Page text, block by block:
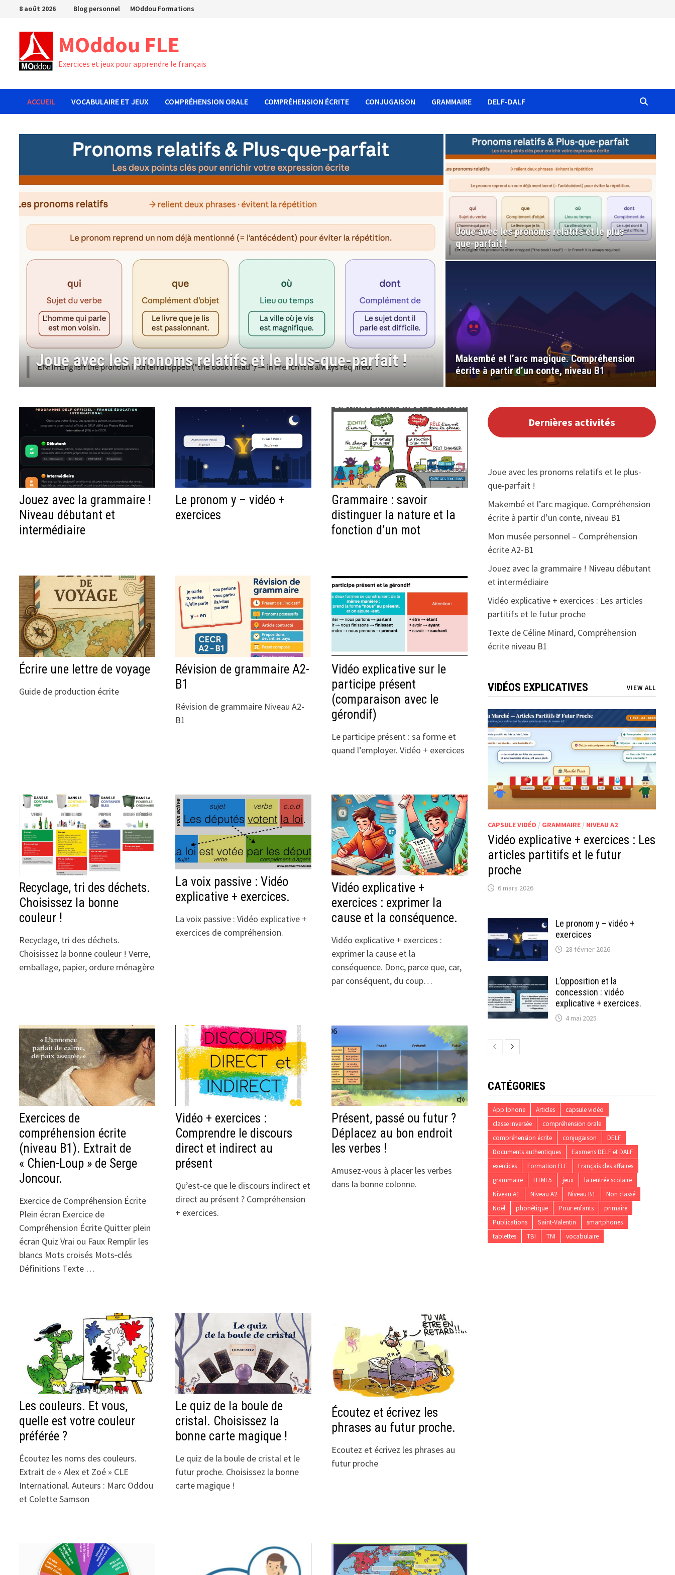
Passer
contenu
8 août 2026 Blog personnel MOddou Formations
MOddou FLE
Exercices et jeux pour apprendre le français
ACCUEIL VOCABULAIRE ET JEUX COMPRÉHENSION ORALE COMPRÉHENSION ÉCRITE CONJUGAISON GRAMMAIRE DELF-DALF
Makembé et l’arc magique. Compréhension écrite à
partir d’un conte, niveau B1
Mon musée personnel –
Joue avec les pronoms relatifs et le plus-
que-parfait !
Makembé et l’arc magique. Compréhension
écrite à partir d’un conte, niveau B1
Jouez avec la grammaire !
Niveau débutant et
intermédiaire
Le pronom y – vidéo +
exercices
Grammaire : savoir
distinguer la nature et la
fonction d’un mot
Écrire une lettre de voyage
Guide de production écrite
Révision de grammaire A2-
B1
Révision de grammaire Niveau A2-
B1
Vidéo explicative sur le
participe présent
(comparaison avec le
gérondif)
Le participe présent : sa forme et
quand l’employer. Vidéo + exercices
Recyclage, tri des déchets.
Choisissez la bonne
couleur !
Recyclage, tri des déchets.
Choisissez la bonne couleur ! Verre,
emballage, papier, ordure ménagère
La voix passive : Vidéo
explicative + exercices.
La voix passive : Vidéo explicative +
exercices de compréhension.
Vidéo explicative +
exercices : exprimer la
cause et la conséquence.
Vidéo explicative + exercices :
exprimer la cause et la
conséquence. Donc, parce que, car,
par conséquent, du coup…
Exercices de
compréhension écrite
(niveau B1). Extrait de
« Chien-Loup » de Serge
Joncour.
Exercice de Compréhension Écrite
Plein écran Exercice de
Compréhension Écrite Quitter plein
écran Quiz Vrai ou Faux Remplir les
blancs Mots croisés Mots‑clés
Définitions Texte …
Vidéo + exercices :
Comprendre le discours
direct et indirect au
présent
Qu’est-ce que le discours indirect et
direct au présent ? Compréhension
+ exercices.
Présent, passé ou futur ?
Déplacez au bon endroit
les verbes !
Amusez-vous à placer les verbes
dans la bonne colonne.
Les couleurs. Et vous,
quelle est votre couleur
préférée ?
Écoutez les noms des couleurs.
Extrait de « Alex et Zoé » CLE
International. Auteurs : Marc Oddou
et Colette Samson
Le quiz de la boule de
cristal. Choisissez la
bonne carte magique !
Le quiz de la boule de cristal et le
futur proche. Choisissez la bonne
carte magique !
Écoutez et écrivez les
phrases au futur proche.
Ecoutez et écrivez les phrases au
futur proche
Dernières activités
Joue avec les pronoms relatifs et le plus-
que-parfait !
Makembé et l’arc magique. Compréhension
écrite à partir d’un conte, niveau B1
Mon musée personnel – Compréhension
écrite A2-B1
Jouez avec la grammaire ! Niveau débutant
et intermédiaire
Vidéo explicative + exercices : Les articles
partitifs et le futur proche
Texte de Céline Minard, Compréhension
écrite niveau B1
VIDÉOS EXPLICATIVES VIEW ALL
CAPSULE VIDÉO / GRAMMAIRE/ NIVEAU A2
Vidéo explicative + exercices : Les
articles partitifs et le futur
proche
6 mars 2026
Le pronom y – vidéo +
exercices
28 février 2026
L’opposition et la
concession : vidéo
explicative + exercices.
4 mai 2025
CATÉGORIES
App Iphone Articles
capsule vidéo
classe inversée
compréhension orale
compréhension écrite
conjugaison
DELF
Documents authentiques
Eaxmens DELF et DALF
exercices
Formation FLE
Français des affaires
grammaire
HTML5 jeux
la rentrée scolaire
Niveau A1
Niveau A2 Niveau B1
Non classé
Noël
phonétique Pour enfants
primaire
Publications
Saint-Valentin
smartphones
tablettes
TBI TNI vocabulaire